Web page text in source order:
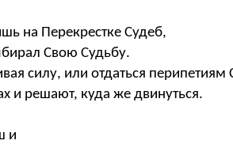
на Перекрестке Судеб,
Свою Судьбу.
силу, или отдаться перипетиям
и решают, куда же двинуться.
и